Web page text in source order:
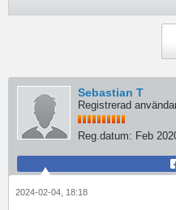
Sebastian T
Registrerad
Reg.datum: Feb
2024-02-04, 18:18